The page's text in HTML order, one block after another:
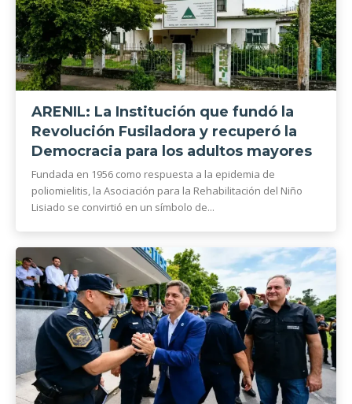
ARENIL: La Institución que fundó la
Revolución Fusiladora y recuperó la
Democracia para los adultos mayores
Fundada en 1956 como respuesta a la epidemia de
poliomielitis, la Asociación para la Rehabilitación del Niño
Lisiado se convirtió en un símbolo de...